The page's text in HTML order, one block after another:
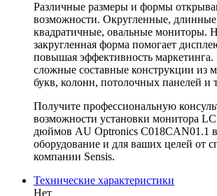
Различные размеры и формы
возможности. Округленные,
квадратичные, овальные мониторы.
закругленная форма помогает
повышая эффективность
сложные составные конструкции из
букв, колонн, потолочных панелей и
Получите профессиональную
возможности установки монитора
дюймов AU Optronics C018CAN01.1
оборудование и для ваших целей от
компании Sensis.
Технические характеристики
Нет